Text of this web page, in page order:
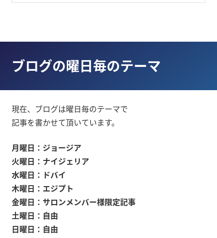
ブログの曜日毎のテーマ
現在、ブログは曜日毎のテーマで
記事を書かせて頂いています。
月曜日：ジョージア
火曜日：ナイジェリア
水曜日：ドバイ
木曜日：エジプト
金曜日：サロンメンバー様限定記事
土曜日：自由
日曜日：自由